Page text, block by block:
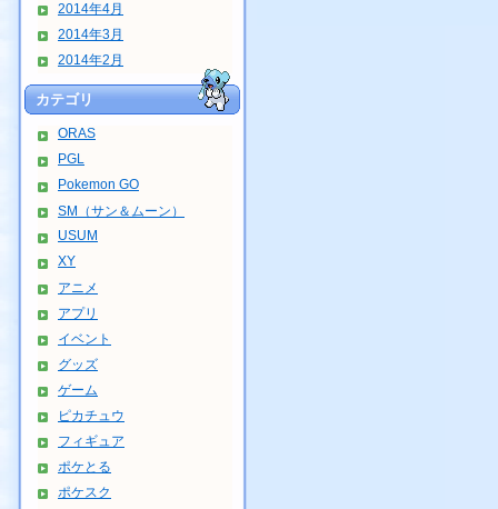
2014年4月
2014年3月
2014年2月
カテゴリ
ORAS
PGL
Pokemon GO
SM（サン＆ムーン）
USUM
XY
アニメ
アプリ
イベント
グッズ
ゲーム
ピカチュウ
フィギュア
ポケとる
ポケスク